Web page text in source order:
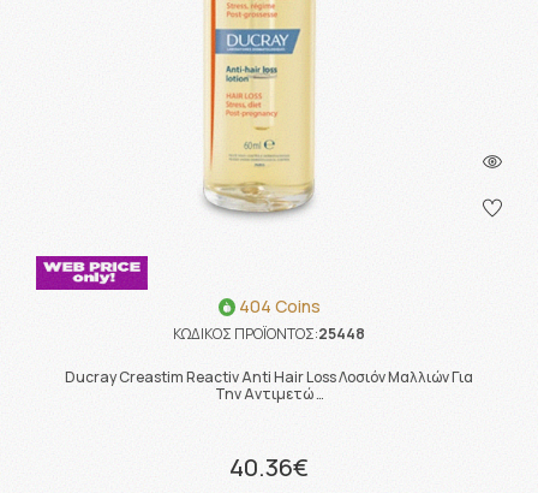
404 Coins
ΚΩΔΙΚΟΣ ΠΡΟΪΟΝΤΟΣ:25448
Ducray Creastim Reactiv Anti Hair Loss Λοσιόν Μαλλιών Για
Την Αντιμετώ …
40.36€